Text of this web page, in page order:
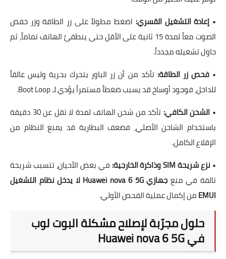
• إعادة التشغيل القسري: اضغط مطولاً على زر الطاقة وزر خفض
الصوت معاً لمدة 15 ثانية على الأقل حتى ينطفئ الهاتف تماماً، ثم
حاول تشغيله مجدداً.
•فحص زر الطاقة: تأكد من أن زر الباور يتحرك بحرية وليس عالقاً
للداخل، فوجود أوساخ قد يسبب ضغطاً مستمراً يؤدي لـ Boot Loop.
• الشحن الكافي:
تأكد من شحن الهاتف لمدة لا تقل عن 30 دقيقة
باستخدام الشاحن الأصلي، فضعف البطارية قد يمنع النظام من
الإقلاع الكامل.
• نزع شريحة SIM وذاكرة الخارجية:
في بعض الأحيان، تتسبب شريحة
تالفة في منع
جهازي Huawei nova 6 5G لا يدخل نظام التشغيل
EMUIمن إكمال عملية الفحص الأولي.
حلول مجرّبة لإصلاح مشكلة البوت لوب
في Huawei nova 6 5G